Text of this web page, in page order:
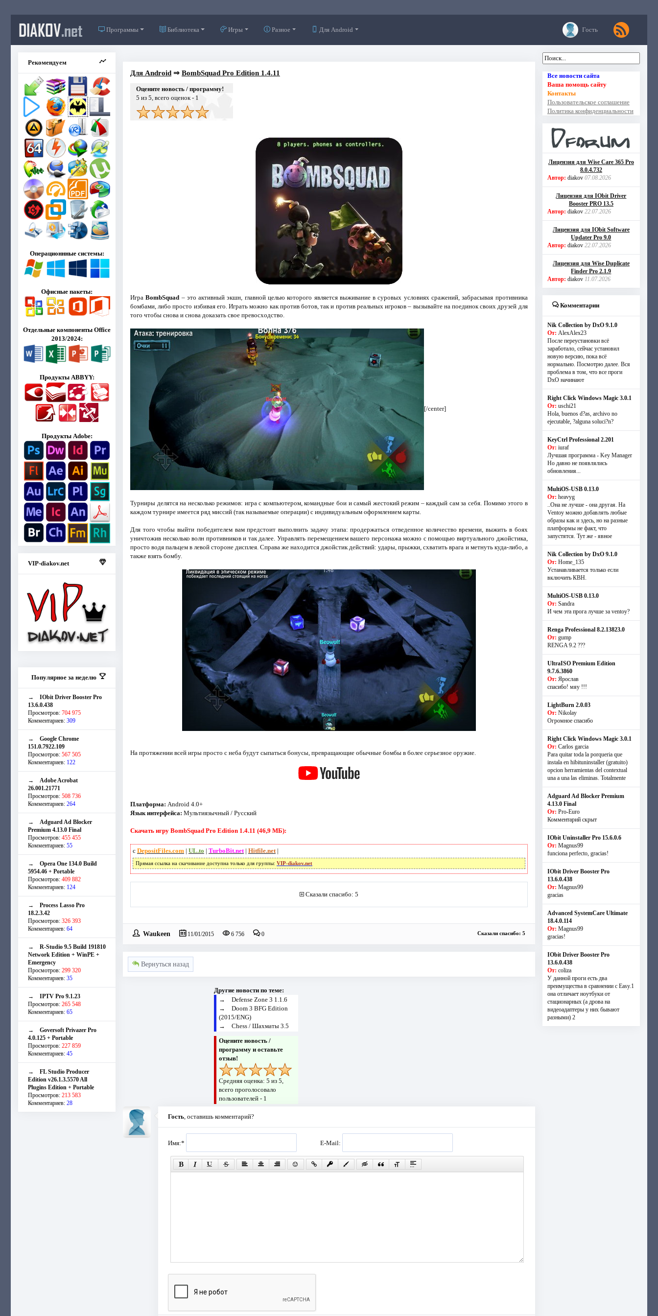
DIAKOV.net Программы Библиотека Игры Разное Для Android Гость
Рекомендуем
Операционнные системы:
Офисные пакеты:
Отдельные компоненты Office
2013/2024:
Продукты ABBYY:
Продукты Adobe:
VIP-diakov.net
Популярное за неделю
→ IObit Driver Booster Pro
13.6.0.438
Просмотров: 704 975
Комментариев: 309
→ Google Chrome
151.0.7922.109
Просмотров: 567 505
Комментариев: 122
→ Adobe Acrobat
26.001.21771
Просмотров: 508 736
Комментариев: 264
→ Adguard Ad Blocker
Premium 4.13.0 Final
Просмотров: 455 455
Комментариев: 55
→ Opera One 134.0 Build
5954.46 + Portable
Просмотров: 409 882
Комментариев: 124
→ Process Lasso Pro
18.2.3.42
Просмотров: 326 393
Комментариев: 64
→ R-Studio 9.5 Build 191810
Network Edition + WinPE +
Emergency
Просмотров: 299 320
Комментариев: 35
→ IPTV Pro 9.1.23
Просмотров: 265 548
Комментариев: 65
→ Goversoft Privazer Pro
4.0.125 + Portable
Просмотров: 227 859
Комментариев: 45
→ FL Studio Producer
Edition v26.1.3.5570 All
Plugins Edition + Portable
Просмотров: 213 583
Комментариев: 28
Для Android⇒ BombSquad Pro Edition 1.4.11
Оцените новость / программу!
5 из 5, всего оценок - 1
ИграBombSquad – это активный экшн, главной целью которого является выживание в суровых условиях сражений, забрасывая противника
бомбами, либо просто избивая его. Играть можно как против ботов, так и против реальных игроков – вызывайте на поединок своих друзей для
того чтобы снова и снова доказать свое превосходство.
[/center]
Турниры делятся на несколько режимов: игра с компьютером, командные бои и самый жестокий режим – каждый сам за себя. Помимо этого в
каждом турнире имеется ряд миссий (так называемые операции) с индивидуальным оформлением карты.
Для того чтобы выйти победителем вам предстоит выполнить задачу этапа: продержаться отведенное количество времени, выжить в боях
уничтожив несколько волн противников и так далее. Управлять перемещением вашего персонажа можно с помощью виртуального джойстика,
просто водя пальцем в левой стороне дисплея. Справа же находится джойстик действий: удары, прыжки, схватить врага и метнуть куда-либо, а
также взять бомбу.
На протяжении всей игры просто с неба будут сыпаться бонусы, превращающие обычные бомбы в более серьезное оружие.
Платформа: Android 4.0+
Язык интерфейса: Мультиязычный / Русский
Скачать игру BombSquad Pro Edition 1.4.11 (46,9 МБ):
с DepositFiles.com | UL.to | TurboBit.net| Hitfile.net|
Прямая ссылка на скачивание доступна только для группы: VIP-diakov.net
Сказали спасибо: 5
Waukeen 11/01/2015 6 756 0 Сказали спасибо: 5
Вернуться назад
Другие новости по теме:
→ Defense Zone 3 1.1.6
→ Doom 3 BFG Edition
(2015/ENG)
→ Chess / Шахматы 3.5
Оцените новость /
программу и оставьте
отзыв!
Средняя оценка: 5 из 5,
всего проголосовало
пользователей - 1
Гость, оставишь комментарий?
Имя:* E-Mail:
Все новости сайта
Ваша помощь сайту
Контакты
Пользовательское соглашение
Политика конфиденциальности
Лицензия для Wise Care 365 Pro
8.0.4.732
Автор: diakov 07.08.2026
Лицензия для IObit Driver
Booster PRO 13.5
Автор: diakov 22.07.2026
Лицензия для IObit Software
Updater Pro 9.0
Автор: diakov 22.07.2026
Лицензия для Wise Duplicate
Finder Pro 2.1.9
Автор: diakov 11.07.2026
Комментарии
Nik Collection by DxO 9.1.0
От: AlexAlex23
После переустановки всё
заработало, сейчас установил
новую версию, пока всё
нормально. Посмотрю далее. Вся
проблема в том, что все проги
DxO начинают
Right Click Windows Magic 3.0.1
От: uschi21
Hola, buenos d?as, archivo no
ejecutable, ?alguna soluci?n?
KeyCtrl Professional 2.201
От: iuraf
Лучшая программа - Key Manager
Но давно не появлялись
обновления...
MultiOS-USB 0.13.0
От: heavyg
..Она не лучше - она другая. На
Ventoy можно добавлять любые
образы как и здесь, но на разные
платформы не факт, что
запустятся. Тут же - явное
Nik Collection by DxO 9.1.0
От: Home_135
Устанавливается только если
включить КВН.
MultiOS-USB 0.13.0
От: Sandra
И чем эта прога лучше за ventoy?
Renga Professional 8.2.13823.0
От: gump
RENGA 9.2 ???
UltraISO Premium Edition
9.7.6.3860
От: Ярослав
спасибо! мяу !!!
LightBurn 2.0.03
От: Nikolay
Огромное спасибо
Right Click Windows Magic 3.0.1
От: Carlos garcia
Para quitar toda la porqueria que
instala en hibituninstaller (gratuito)
opcion herramientas del contextual
una a una las eliminas. Totalmente
Adguard Ad Blocker Premium
4.13.0 Final
От: Pro-Euro
Комментарий скрыт
IObit Uninstaller Pro 15.6.0.6
От: Magnus99
funciona perfecto, gracias!
IObit Driver Booster Pro
13.6.0.438
От: Magnus99
gracias
Advanced SystemCare Ultimate
18.4.0.114
От: Magnus99
gracias!
IObit Driver Booster Pro
13.6.0.438
От: coliza
У данной проги есть два
преимущества в сравнении с Easy.1
она отличает ноутбуки от
стационарных (а дрова на
видеоадаптеры у них бывают
разными) 2